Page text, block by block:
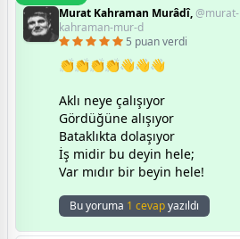
Murat Kahraman Murâdî,@murat-
kahraman-mur-d
5 puan verdi
👏👏👏👏👋👋👋
Aklı neye çalışıyor
Gördüğüne alışıyor
Bataklıkta dolaşıyor
İş midir bu deyin hele;
Var mıdır bir beyin hele!
Bu yoruma 1 cevapyazıldı